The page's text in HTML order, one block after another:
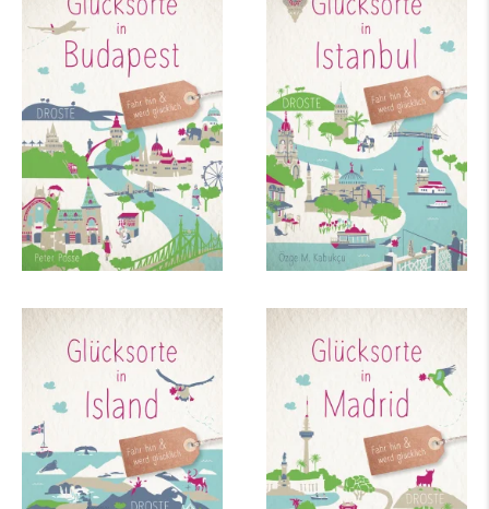
Budapest
mehr Infos …
mehr Infos …
Glücksorte in Island
mehr Infos …
Glücksorte in Madrid
mehr Infos …